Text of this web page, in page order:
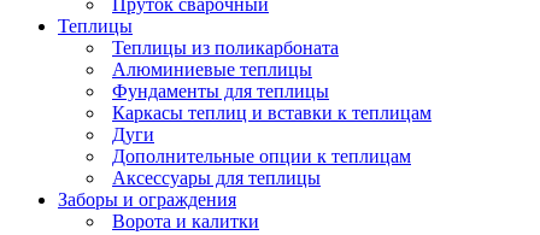
Теплицы
Теплицы из поликарбоната
Алюминиевые теплицы
Фундаменты для теплицы
Каркасы теплиц и вставки к теплицам
Дуги
Дополнительные опции к теплицам
Аксессуары для теплицы
Заборы и ограждения
Ворота и калитки